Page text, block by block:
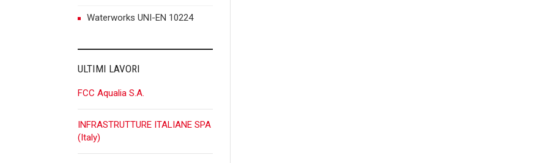
Waterworks UNI-EN 10224
ULTIMI LAVORI
FCC Aqualia S.A.
INFRASTRUTTURE ITALIANE SPA
(Italy)